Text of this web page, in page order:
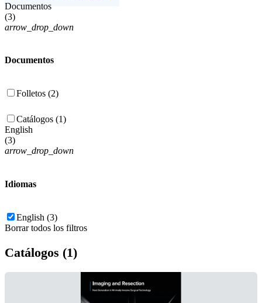
Documentos
(3)
arrow_drop_down
Documentos
Folletos (2)
Catálogos (1)
English
(3)
arrow_drop_down
Idiomas
English (3)
Borrar todos los filtros
Catálogos (1)